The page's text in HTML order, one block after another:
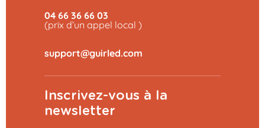
04 66 36 66 03
(prix d’un appel local )
Inscrivez-vous à la
newsletter